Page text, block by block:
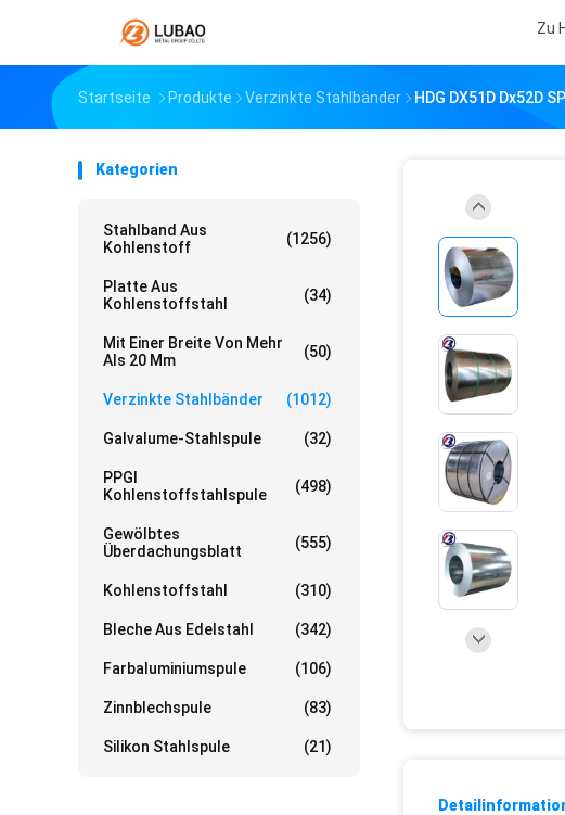
Zu
Startseite Produkte Verzinkte Stahlbänder HDG DX51D Dx52D
Kategorien
Stahlband Aus
Kohlenstoff
(1256)
Platte Aus
Kohlenstoffstahl
(34)
Mit Einer Breite Von Mehr
Als 20 Mm
(50)
Verzinkte Stahlbänder (1012)
Galvalume-Stahlspule (32)
PPGI
Kohlenstoffstahlspule
(498)
Gewölbtes
Überdachungsblatt
(555)
Kohlenstoffstahl (310)
Bleche Aus Edelstahl (342)
Farbaluminiumspule (106)
Zinnblechspule (83)
Silikon Stahlspule (21)